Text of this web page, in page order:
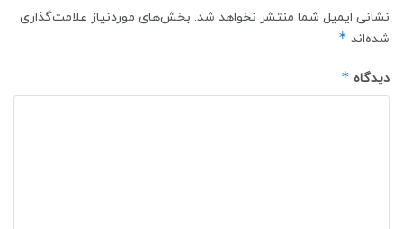
نشانی ایمیل شما منتشر نخواهد شد. بخش‌های موردنیاز علامت‌گذاری
شده‌اند *
دیدگاه *